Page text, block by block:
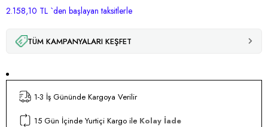
İndirim
2.158,10 TL `den başlayan taksitlerle
TÜM KAMPANYALARI KEŞFET
1-3 İş Gününde Kargoya Verilir
15 Gün İçinde Yurtiçi Kargo ile Kolay İade